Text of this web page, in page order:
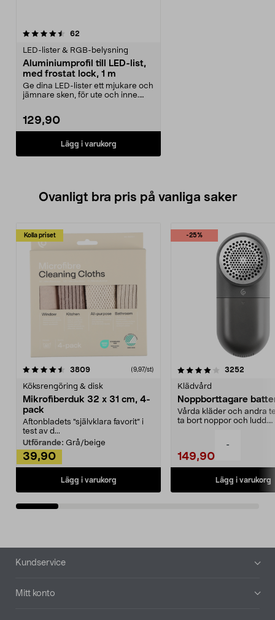
-
62
LED-lister & RGB-belysning
Aluminiumprofil till LED-list,
med frostat lock, 1 m
Ge dina LED-lister ett mjukare och
jämnare sken, för ute och inne.
129,90
Lägg i varukorg
Ovanligt bra pris på vanliga saker
Kolla priset
3809recensioner (9,97/st)
Köksrengöring & disk
Mikrofiberduk 32 x 31 cm, 4-
pack
Aftonbladets "självklara favorit” i
test av d...
Utförande: Grå/beige
39,90
Lägg i varukorg
-25%
4.0av 5 stjärnor 3252
Klädvård
Noppborttagare
Vårda kläder och andra
ta bort noppor och ludd.
149,90
Lägg i varukorg
4.5av 5 stjärnor
Sidfot
Kundservice
Mitt konto